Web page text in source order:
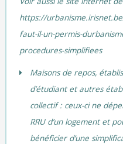
https://
faut-il-un-permis-
procedures-simplifiees
Maisons de repos,
d’étudiant et autres
collectif : ceux-ci ne
RRU d’un logement et
bénéficier d’une